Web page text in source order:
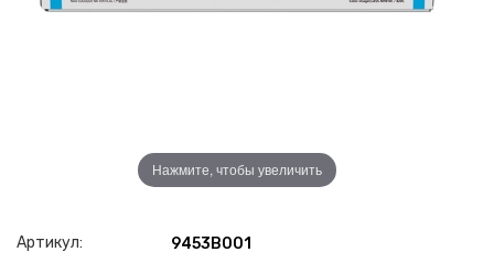
Нажмите, чтобы увеличить
Артикул: 9453B001